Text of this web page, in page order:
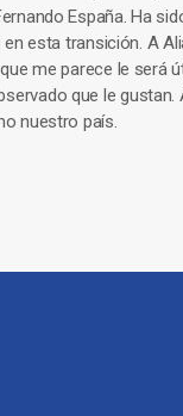
España. Ha
esta transición. A
me parece le será
que le gustan.
nuestro país.